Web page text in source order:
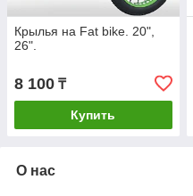
Крылья на Fat bike. 20",
26".
8 100 ₸
Купить
О нас